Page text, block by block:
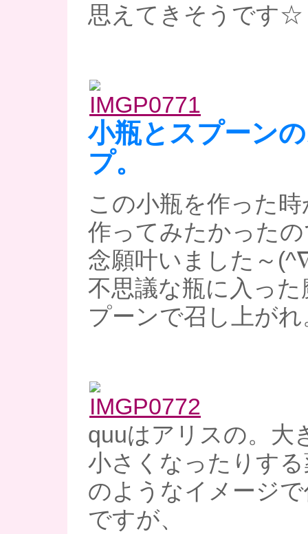
思えてきそうです☆
小瓶とスプーン
プ。
この小瓶を作った
作ってみたかった
念願叶いました～
不思議な瓶に入っ
プーンで召し上がれ
quuはアリスの。大
小さくなったりす
のようなイメージ
ですが、